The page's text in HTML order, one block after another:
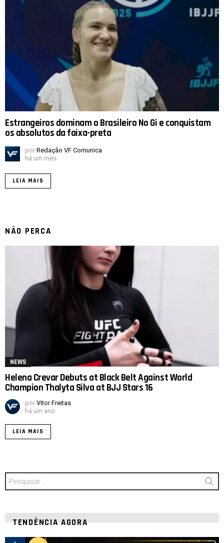
Estrangeiros dominam o Brasileiro No Gi e conquistam
os absolutos da faixa-preta
por Redação VF Comunica
há um mês
LEIA MAIS
NÃO PERCA
NEWS
Helena Crevar Debuts at Black Belt Against World
Champion Thalyta Silva at BJJ Stars 16
por Vitor Freitas
há um ano
LEIA MAIS
Procurar
por:
TENDÊNCIA AGORA